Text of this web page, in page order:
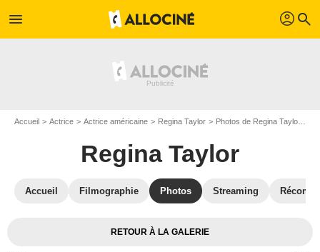
menu profil search
Accueil Actrice Actrice américaine Regina Taylor Photos de Regina Taylor
Regina Taylor
Accueil Filmographie Photos Streaming
RETOUR À LA GALERIE